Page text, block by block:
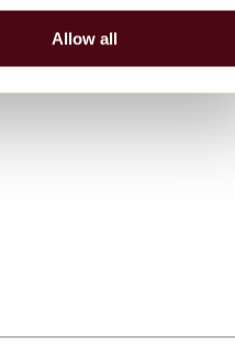
Allow all